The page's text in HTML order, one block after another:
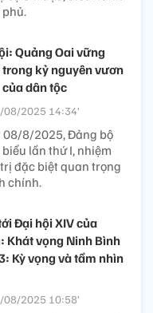
Quảng Oai vững
kỷ nguyên vươn
dân tộc
08/2025 14:34’
08/8/2025, Đảng bộ
lần thứ I, nhiệm
đặc biệt quan trọng
chính.
Đại hội XIV của
Khát vọng Ninh Bình
Kỳ vọng và tầm nhìn
08/2025 10:58’